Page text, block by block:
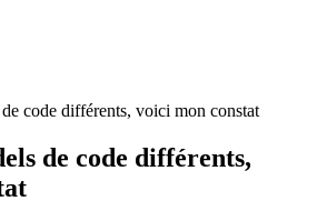
code différents, voici mon constat
de code différents,